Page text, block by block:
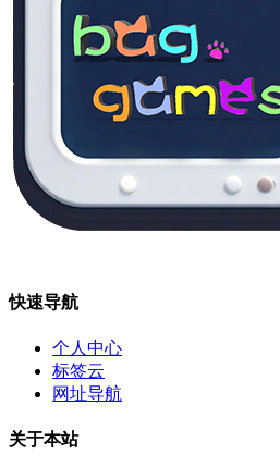
快速导航
个人中心
标签云
网址导航
关于本站